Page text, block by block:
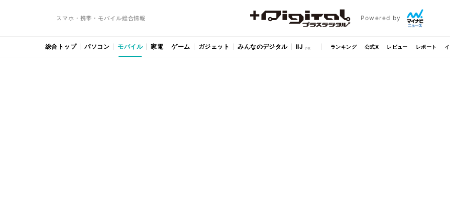
スマホ・携帯・モバイル総合情報 Powered by
総合トップ パソコン モバイル 家電 ゲーム ガジェット みんなのデジタル IIJ ランキング 公式X レビュー レポート